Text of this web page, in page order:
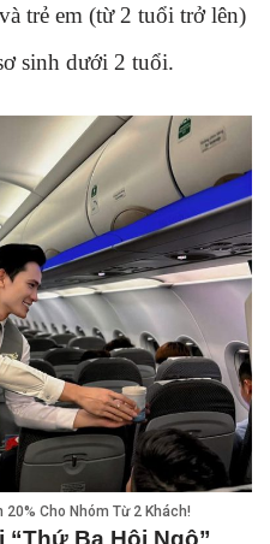
trẻ em (từ 2 tuổi trở lên)
sinh dưới 2 tuổi.
Cho Nhóm Từ 2 Khách!
Ba Hội Ngộ”